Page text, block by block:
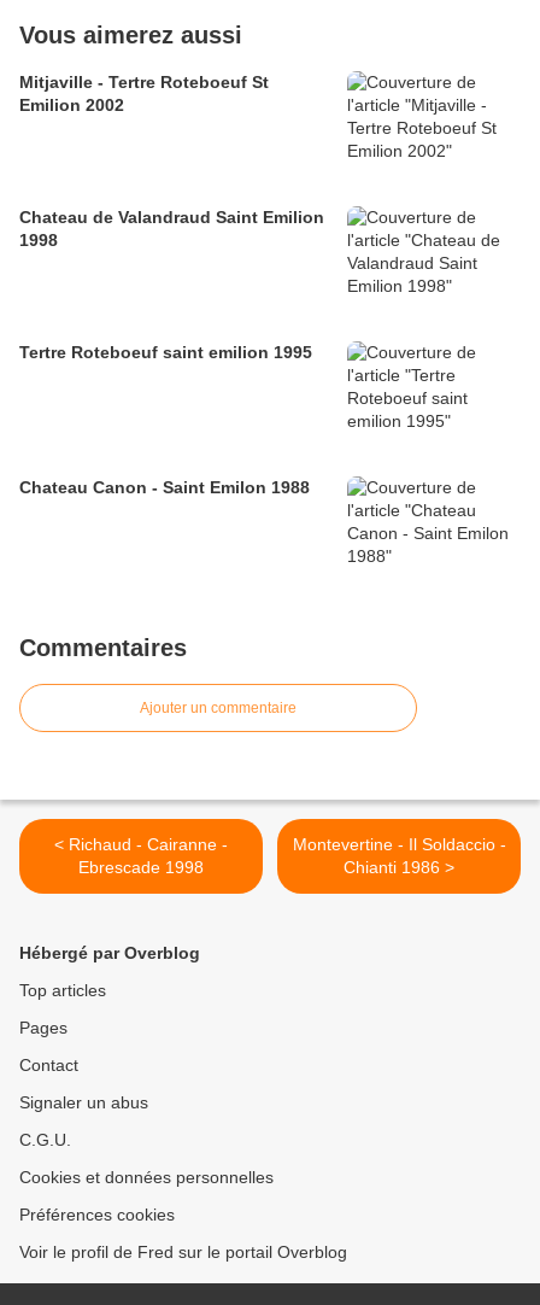
Vous aimerez aussi
Mitjaville - Tertre Roteboeuf St
Emilion 2002
Chateau de Valandraud Saint Emilion
1998
Tertre Roteboeuf saint emilion 1995
Chateau Canon - Saint Emilon 1988
Commentaires
Ajouter un commentaire
< Richaud - Cairanne -
Ebrescade 1998
Montevertine - Il Soldaccio -
Chianti 1986 >
Hébergé par Overblog
Top articles
Pages
Contact
Signaler un abus
C.G.U.
Cookies et données personnelles
Préférences cookies
Voir le profil de Fred sur le portail Overblog